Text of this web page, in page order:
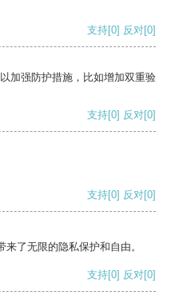
支持[0] 反对[0]
加强防护措施，比如增加双重验
支持[0] 反对[0]
支持[0] 反对[0]
了无限的隐私保护和自由。
支持[0] 反对[0]